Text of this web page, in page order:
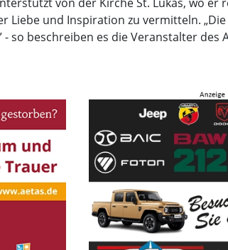
Liebe und Inspiration zu vermitteln.
so beschreiben es die Veranstalter des